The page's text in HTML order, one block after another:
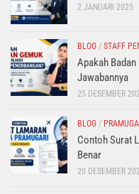
2 JANUARI 2025
BLOG / STAFF
Apakah
Jawabannya
25 DESEMBER
BLOG /
Contoh Surat
Benar
20 DESEMBER